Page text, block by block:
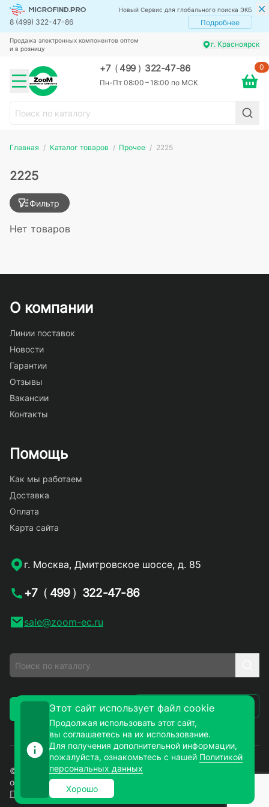
Новый Сервис для глобального поиска ЭКБ
8 (499) 322-47-86 Подробнее
Продажа электронных компонентов оптом
и в розницу
г. Красноярск
+7 (499 ) 322-47-86
Пн-Пт 08:00 – 18:00 по МСК
0
Главная Каталог товаров Прочее 2225
2225
Фильтр
Нет товаров
О компании
Линии поставок
Новости
Гарантии
Отзывы
Вакансии
Контакты
Помощь
Как мы работаем
Доставка
Оплата
Карта сайта
г. Москва, Дмитровское шоссе, д. 85
+7 ( 499 ) 322-47-86
sale@zoom-ec.ru
Заказать звонок Написать письмо
© 2026. ЗУМ-СМД – продажа электронных компонентов
оптом и в розницу. Все права защищены.
Политика конфиденциальности
Этот сайт использует файл cookie
Продолжая использовать этот сайт,
вы соглашаетесь на их использование.
Для получения дополнительной информации,
пожалуйста, ознакомьтесь с нашей Политикой
персональных данных
Хорошо